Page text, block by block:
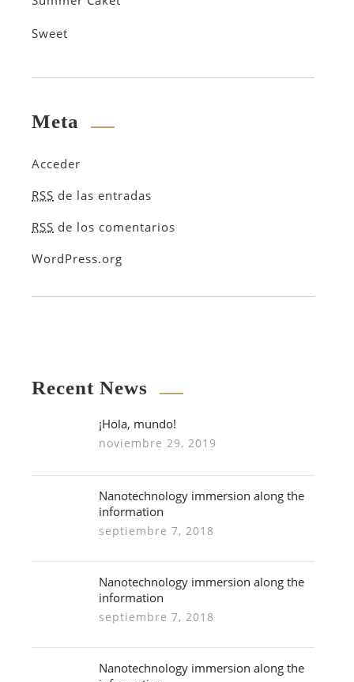
Sweet
Meta
Acceder
RSS de las entradas
RSS de los comentarios
WordPress.org
Recent News
¡Hola, mundo!
noviembre 29, 2019
Nanotechnology immersion along the
information
septiembre 7, 2018
Nanotechnology immersion along the
information
septiembre 7, 2018
Nanotechnology immersion along the